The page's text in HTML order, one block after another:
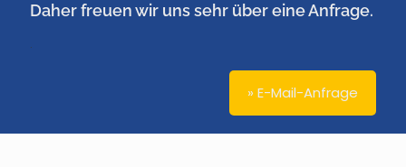
Daher freuen wir uns sehr über eine Anfrage.
.
» E-Mail-Anfrage